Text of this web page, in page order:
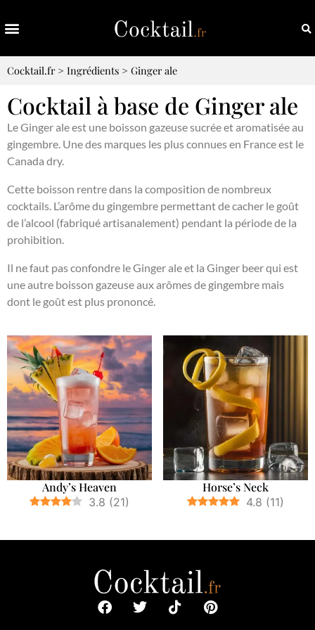
Cocktail.fr> Ingrédients > Ginger ale
Cocktail à base de Ginger ale
Le Ginger ale est une boisson gazeuse sucrée et aromatisée au
gingembre. Une des marques les plus connues en France est le
Canada dry.
Cette boisson rentre dans la composition de nombreux
cocktails. L’arôme du gingembre permettant de cacher le goût
de l’alcool (fabriqué artisanalement) pendant la période de la
prohibition.
Il ne faut pas confondre le Ginger ale et la Ginger beer qui est
une autre boisson gazeuse aux arômes de gingembre mais
dont le goût est plus prononcé.
Andy’s Heaven
3.8 (21)
Horse’s Neck
4.8 (11)